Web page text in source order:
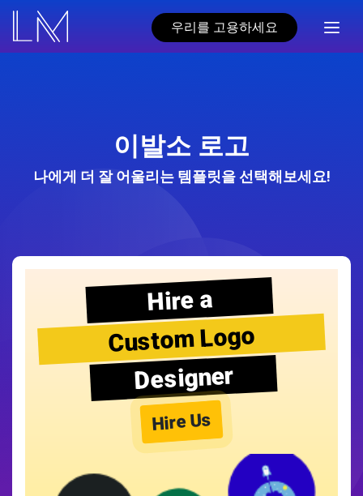
우리를 고용하세요
이발소 로고
나에게 더 잘 어울리는 템플릿을 선택해보세요!
Hire a
Custom Logo
Designer
Hire Us